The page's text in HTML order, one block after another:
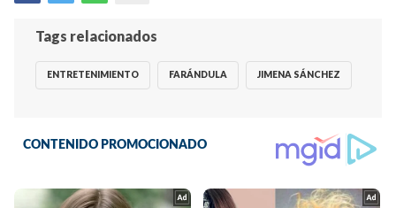
Tags relacionados
ENTRETENIMIENTO FARÁNDULA JIMENA SÁNCHEZ